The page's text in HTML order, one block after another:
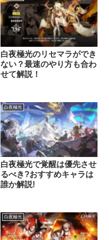
白夜極光のリセマラができ
ない？最速のやり方も合わ
せて解説！
白夜極光
白夜極光で覚醒は優先させ
るべき?おすすめキャラは
誰か解説!
白夜極光